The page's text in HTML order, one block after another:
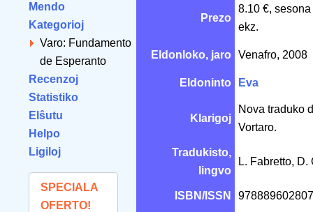
Mendo
Kategorioj
Varo: Fundamento
de Esperanto
Recenzoj
Statistiko
Elŝutu
Helpo
Ligiloj
SPECIALA
OFERTO!
Prezo
8.10 €,
ekz.
Eldonloko, jaro Venafro, 2008
Eldoninto Eva
Klarigoj
Nova traduko
Vortaro.
Tradukisto,
lingvo
L. Fabretto,
ISBN/ISSN